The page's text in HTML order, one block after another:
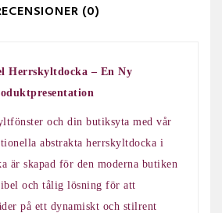
(0)
Herrskyltdocka – En Ny
och din butiksyta med vår
abstrakta herrskyltdocka i
är skapad för den moderna butiken
och tålig lösning för att
på ett dynamiskt och stilrent